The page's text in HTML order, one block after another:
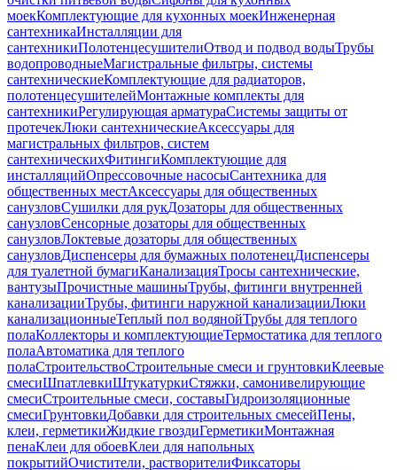
моекКомплектующие для кухонных моекИнженерная
сантехникаИнсталляции для
сантехникиПолотенцесушителиОтвод и подвод водыТрубы
водопроводныеМагистральные фильтры, системы
сантехническиеКомплектующие для радиаторов,
полотенцесушителейМонтажные комплекты для
сантехникиРегулирующая арматураСистемы защиты от
протечекЛюки сантехническиеАксессуары для
магистральных фильтров, систем
сантехническихФитингиКомплектующие для
инсталляцийОпрессовочные насосыСантехника для
общественных местАксессуары для общественных
санузловСушилки для рукДозаторы для общественных
санузловСенсорные дозаторы для общественных
санузловЛоктевые дозаторы для общественных
санузловДиспенсеры для бумажных полотенецДиспенсеры
для туалетной бумагиКанализацияТросы сантехнические,
вантузыПрочистные машиныТрубы, фитинги внутренней
канализацииТрубы, фитинги наружной канализацииЛюки
канализационныеТеплый пол водянойТрубы для теплого
полаКоллекторы и комплектующиеТермостатика для теплого
полаАвтоматика для теплого
полаСтроительствоСтроительные смеси и грунтовкиКлеевые
смесиШпатлевкиШтукатуркиСтяжки, самонивелирующие
смесиСтроительные смеси, составыГидроизоляционные
смесиГрунтовкиДобавки для строительных смесейПены,
клеи, герметикиЖидкие гвоздиГерметикиМонтажная
пенаКлеи для обоевКлеи для напольных
покрытийОчистители, растворителиФиксаторы